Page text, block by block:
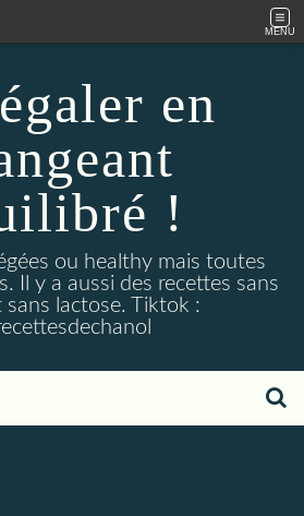
MENU
en
!
ou healthy mais toutes
Il y a aussi des recettes sans
sans lactose. Tiktok :